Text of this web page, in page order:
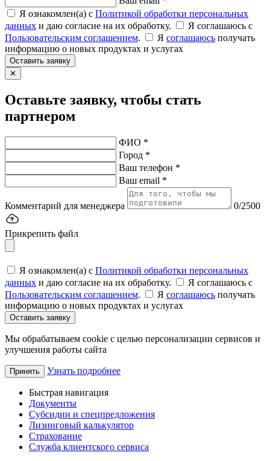
Я ознакомлен(а) с Политикой обработки персональных
данных и даю согласие на их обработку.
Я соглашаюсь c
Пользовательским соглашением. Я соглашаюсь получать
информацию о новых продуктах и услугах
Оставить заявку
✕
Оставьте заявку, чтобы стать
партнером
ФИО *
Город *
Ваш телефон *
Ваш email *
Комментарий для менеджера 0/2500
Прикрепить файл
Я ознакомлен(а) с Политикой обработки персональных
данных и даю согласие на их обработку.
Я соглашаюсь c
Пользовательским соглашением. Я соглашаюсь получать
информацию о новых продуктах и услугах
Оставить заявку
Мы обрабатываем cookie с целью персонализации сервисов и
улучшения работы сайта
Принять Узнать подробнее
Быстрая навигация
Документы
Субсидии и спецпредложения
Лизинговый калькулятор
Страхование
Служба клиентского сервиса